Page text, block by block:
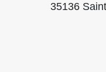
35136